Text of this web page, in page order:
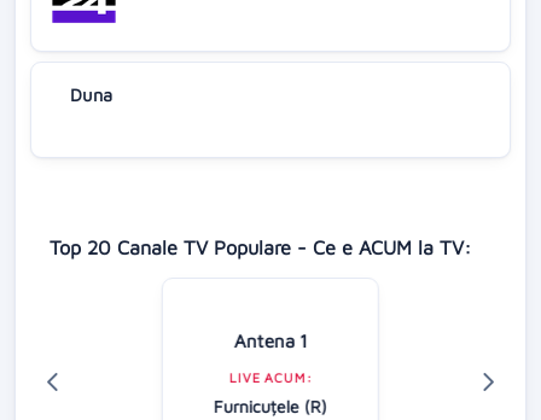
Duna
Top 20 Canale TV Populare - Ce e ACUM la TV:
Antena 1
LIVE ACUM:
Furnicuțele (R)